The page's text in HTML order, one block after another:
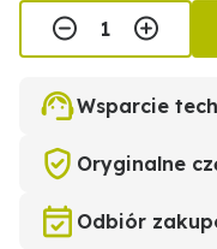
Wsparcie
Oryginalne
Odbiór